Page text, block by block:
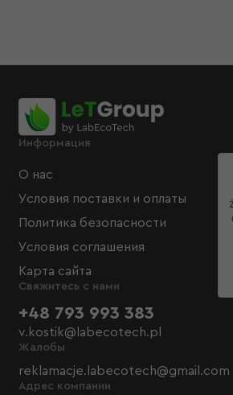
Информация
О нас
Условия поставки и оплаты
Политика безопасности
Условия соглашения
Карта сайта
Свяжитесь с нами
+48 793 993 383
v.kostik@labecotech.pl
Жалобы
reklamacje.labecotech@gmail.com
Адрес компании